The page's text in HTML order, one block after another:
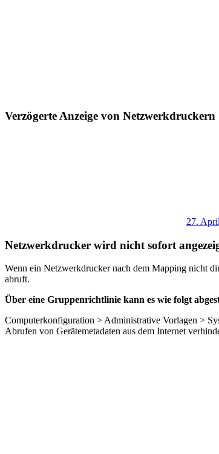
Verzögerte Anzeige von Netzwerkdruckern
27.
Netzwerkdrucker wird nicht sofort
Wenn ein Netzwerkdrucker nach dem Mapping nicht
abruft.
Über eine Gruppenrichtlinie kann es wie folgt
Computerkonfiguration > Administrative Vorlagen >
Abrufen von Gerätemetadaten aus dem Internet